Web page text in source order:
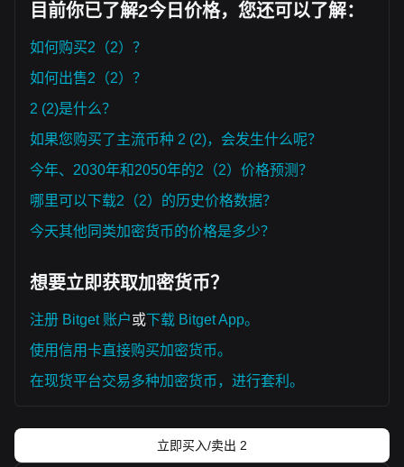
目前你已了解2今日价格，您还可以了解：
如何购买2（2）？
如何出售2（2）？
2 (2)是什么？
如果您购买了主流币种 2 (2)，会发生什么呢？
今年、2030年和2050年的2（2）价格预测？
哪里可以下载2（2）的历史价格数据？
今天其他同类加密货币的价格是多少？
想要立即获取加密货币？
注册 Bitget 账户或下载 Bitget App。
使用信用卡直接购买加密货币。
在现货平台交易多种加密货币，进行套利。
立即买入/卖出 2